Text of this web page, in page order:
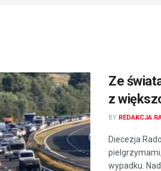
Ze
z
BY REDAKCJA
Diecezja
wypadku.